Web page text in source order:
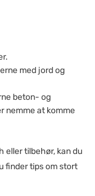
med jord og
beton- og
nemme at komme
eller tilbehør, kan du
finder tips om stort